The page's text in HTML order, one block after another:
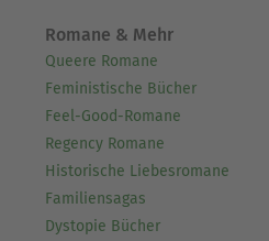
Romane & Mehr
Queere Romane
Feministische Bücher
Feel-Good-Romane
Regency Romane
Historische Liebesromane
Familiensagas
Dystopie Bücher